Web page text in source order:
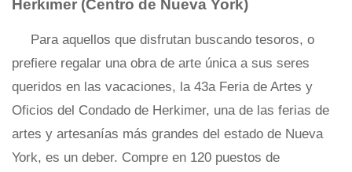
Herkimer (Centro de Nueva York)
Para aquellos que disfrutan buscando tesoros, o
prefiere regalar una obra de arte única a sus seres
queridos en las vacaciones, la 43a Feria de Artes y
Oficios del Condado de Herkimer, una de las ferias de
artes y artesanías más grandes del estado de Nueva
York, es un deber. Compre en 120 puestos de